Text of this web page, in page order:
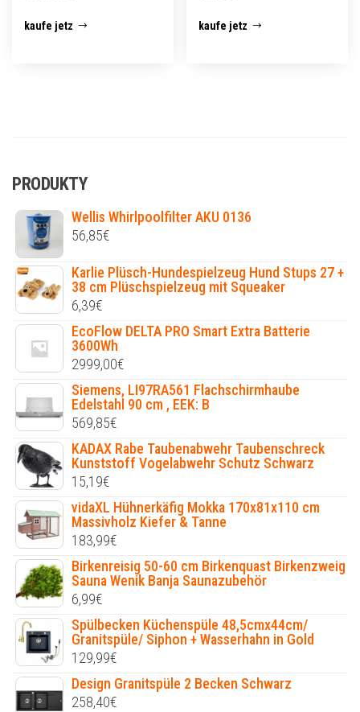
kaufe jetz kaufe jetz
PRODUKTY
Wellis Whirlpoolfilter AKU 0136
56,85€
Karlie Plüsch-Hundespielzeug Hund Stups 27 +
38 cm Plüschspielzeug mit Squeaker
6,39€
EcoFlow DELTA PRO Smart Extra Batterie
3600Wh
2999,00€
Siemens, LI97RA561 Flachschirmhaube
Edelstahl 90 cm , EEK: B
569,85€
KADAX Rabe Taubenabwehr Taubenschreck
Kunststoff Vogelabwehr Schutz Schwarz
15,19€
vidaXL Hühnerkäfig Mokka 170x81x110 cm
Massivholz Kiefer & Tanne
183,99€
Birkenreisig 50-60 cm Birkenquast Birkenzweig
Sauna Wenik Banja Saunazubehör
6,99€
Spülbecken Küchenspüle 48,5cmx44cm/
Granitspüle/ Siphon + Wasserhahn in Gold
129,99€
Design Granitspüle 2 Becken Schwarz
258,40€